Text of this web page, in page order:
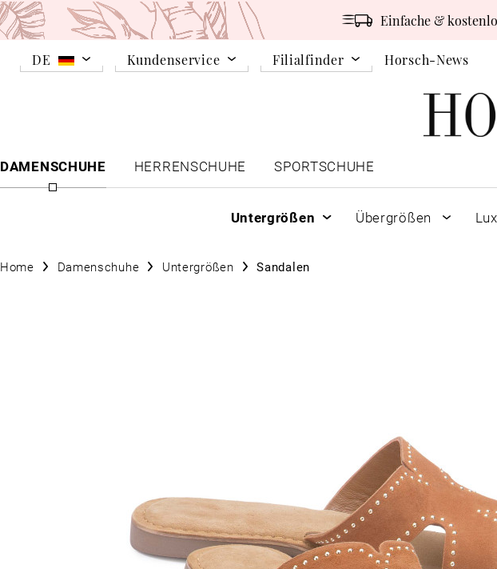
Einfache &
DE Kundenservice Filialfinder Horsch-News
DAMENSCHUHE
HERRENSCHUHE SPORTSCHUHE
Untergrößen Übergrößen
Home Damenschuhe Untergrößen Sandalen